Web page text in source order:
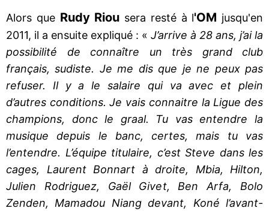
Alors que Rudy Riou sera resté à l'OM jusqu'en
2011, il a ensuite expliqué : « J’arrive à 28 ans, j’ai la
possibilité de connaître un très grand club
français, sudiste. Je me dis que je ne peux pas
refuser. Il y a le salaire qui va avec et plein
d’autres conditions. Je vais connaitre la Ligue des
champions, donc le graal. Tu vas entendre la
musique depuis le banc, certes, mais tu vas
l’entendre. L’équipe titulaire, c’est Steve dans les
cages, Laurent Bonnart à droite, Mbia, Hilton,
Julien Rodriguez, Gaël Givet, Ben Arfa, Bolo
Zenden, Mamadou Niang devant, Koné l’avant-